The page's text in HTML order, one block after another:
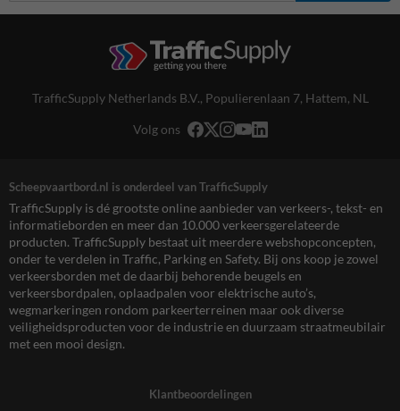
TrafficSupply Netherlands B.V., Populierenlaan 7, Hattem, NL
Volg ons
Scheepvaartbord.nl is onderdeel van TrafficSupply
TrafficSupply is dé grootste online aanbieder van verkeers-, tekst- en
informatieborden en meer dan 10.000 verkeersgerelateerde
producten. TrafficSupply bestaat uit meerdere webshopconcepten,
onder te verdelen in Traffic, Parking en Safety. Bij ons koop je zowel
verkeersborden met de daarbij behorende beugels en
verkeersbordpalen, oplaadpalen voor elektrische auto’s,
wegmarkeringen rondom parkeerterreinen maar ook diverse
veiligheidsproducten voor de industrie en duurzaam straatmeubilair
met een mooi design.
Klantbeoordelingen